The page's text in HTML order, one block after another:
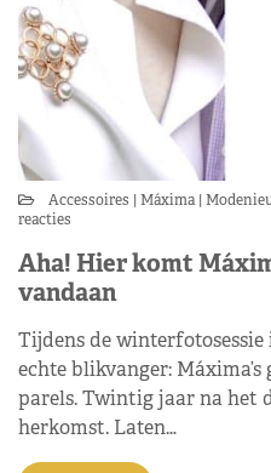
Accessoires Máxima
reacties
Aha! Hier komt
vandaan
Tijdens de
echte blikvanger:
parels. Twintig jaar na het
herkomst. Laten…